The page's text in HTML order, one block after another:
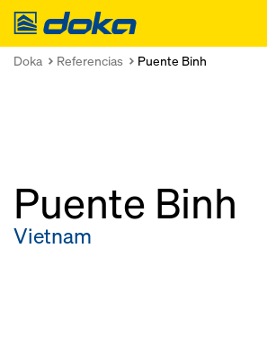
Doka
Doka Referencias Puente Binh
Puente Binh
Vietnam